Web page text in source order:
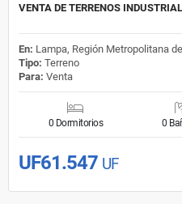
VENTA DE TERRENOS
En: Lampa, Región Metropolitana
Tipo: Terreno
Para: Venta
0 Dormitorios 0
UF61.547 UF